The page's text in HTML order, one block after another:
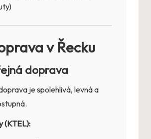
v Řecku
doprava
je spolehlivá, levná a
(KTEL):